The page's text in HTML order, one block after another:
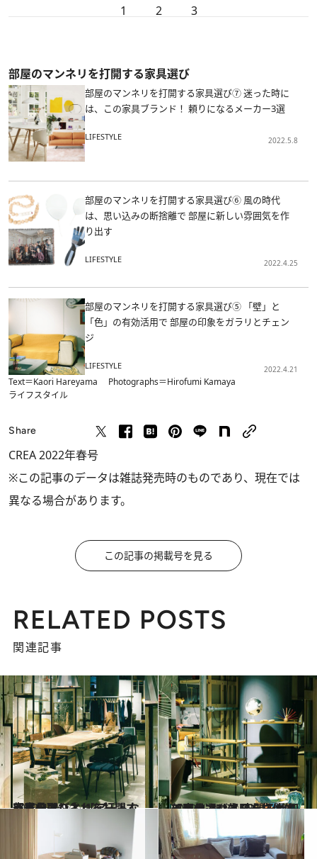
1 2 3
部屋のマンネリを打開する家具選び
部屋のマンネリを打開する家具選び⑦ 迷った時に
は、この家具ブランド！ 頼りになるメーカー3選
LIFESTYLE 2022.5.8
部屋のマンネリを打開する家具選び⑥ 風の時代
は、思い込みの断捨離で 部屋に新しい雰囲気を作
り出す
LIFESTYLE 2022.4.25
部屋のマンネリを打開する家具選び⑤ 「壁」と
「色」の有効活用で 部屋の印象をガラリとチェン
ジ
LIFESTYLE 2022.4.21
Text＝Kaori Hareyama Photographs＝Hirofumi Kamaya
ライフスタイル
Share
CREA 2022年春号
※この記事のデータは雑誌発売時のものであり、現在では
異なる場合があります。
この記事の掲載号を見る
RELATED POSTS
関連記事
2022.4.14
部屋のマンネリを打開する家具選び① 【アートな家具を取り入れる】
ライフスタイル 2022.4.15
部屋のマンネリを打開する家具選び② 空間を仕切ることで、部屋を立体的に変化させる
ライフスタイル